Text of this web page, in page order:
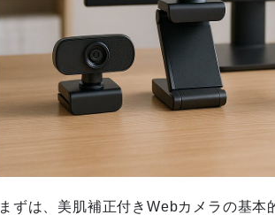
まずは、美肌補正付きWebカメラの基